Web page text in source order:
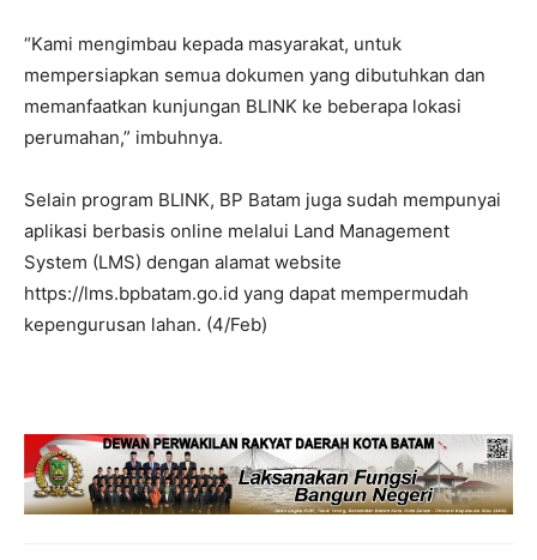
“Kami mengimbau kepada masyarakat, untuk
mempersiapkan semua dokumen yang dibutuhkan dan
memanfaatkan kunjungan BLINK ke beberapa lokasi
perumahan,” imbuhnya.
Selain program BLINK, BP Batam juga sudah mempunyai
aplikasi berbasis online melalui Land Management
System (LMS) dengan alamat website
https://lms.bpbatam.go.id yang dapat mempermudah
kepengurusan lahan. (4/Feb)